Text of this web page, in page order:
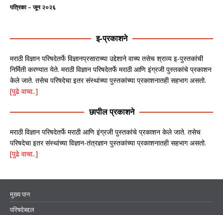
पत्रिका – जून २०२६
इ-प्रकाशने
मराठी विज्ञान परिषदेतर्फे विज्ञानप्रसाराच्या उद्देशाने वाच्य तसेच श्राव्य इ-पुस्तकांची
निर्मिती करण्यात येते. मराठी विज्ञान परिषदेतर्फे मराठी आणि इंग्रजी पुस्तकांचे प्रकाशन
केले जाते. तसेच परिषदेचा इतर संस्थांच्या पुस्तकांच्या प्रकाशनातही सहभाग असतो.
[पुढे वाचा..]
छापील प्रकाशने
मराठी विज्ञान परिषदेतर्फे मराठी आणि इंग्रजी पुस्तकांचे प्रकाशन केले जाते. तसेच
परिषदेचा इतर संस्थांच्या विज्ञान-तंत्रज्ञान पुस्तकांच्या प्रकाशनातही सहभाग असतो.
[पुढे वाचा..]
मुख्य पान
परिषदेबद्दल